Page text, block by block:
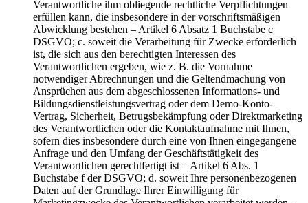
Verantwortliche ihm obliegende rechtliche Verpflichtungen
erfüllen kann, die insbesondere in der vorschriftsmäßigen
Abwicklung bestehen – Artikel 6 Absatz 1 Buchstabe c
DSGVO; c. soweit die Verarbeitung für Zwecke erforderlich
ist, die sich aus den berechtigten Interessen des
Verantwortlichen ergeben, wie z. B. die Vornahme
notwendiger Abrechnungen und die Geltendmachung von
Ansprüchen aus dem abgeschlossenen Informations- und
Bildungsdienstleistungsvertrag oder dem Demo-Konto-
Vertrag, Sicherheit, Betrugsbekämpfung oder Direktmarketing
des Verantwortlichen oder die Kontaktaufnahme mit Ihnen,
sofern dies insbesondere durch eine von Ihnen eingegangene
Anfrage und den Umfang der Geschäftstätigkeit des
Verantwortlichen gerechtfertigt ist – Artikel 6 Abs. 1
Buchstabe f der DSGVO; d. soweit Ihre personenbezogenen
Daten auf der Grundlage Ihrer Einwilligung für